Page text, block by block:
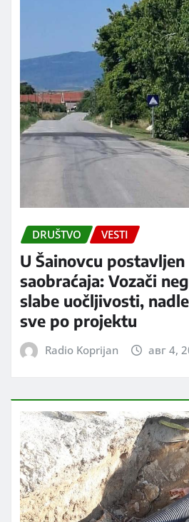
DRUŠTVO VESTI
U Šainovcu
saobraćaja: Vozači
slabe uočljivosti,
sve po projektu
Radio Koprijan авг 4,